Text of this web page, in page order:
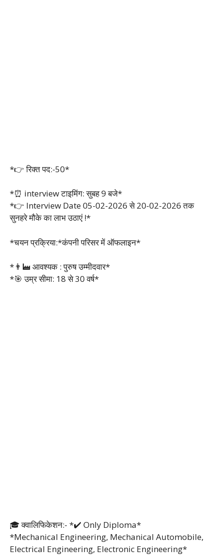
*👉 रिक्त पद:-50*
*⏰ interview टाइमिंग: सुबह 9 बजे*
*👉 Interview Date 05-02-2026 से 20-02-2026 तक
सुनहरे मौके का लाभ उठाएं !*
*चयन प्रक्रिया:*कंपनी परिसर में ऑफलाइन*
*👨‍🏭 आवश्यक : पुरुष उम्मीदवार*
*🎯 उम्र सीमा: 18 से 30 वर्ष*
🎓 क्वालिफिकेशन:- *✔️ Only Diploma*
*Mechanical Engineering, Mechanical Automobile,
Electrical Engineering, Electronic Engineering*